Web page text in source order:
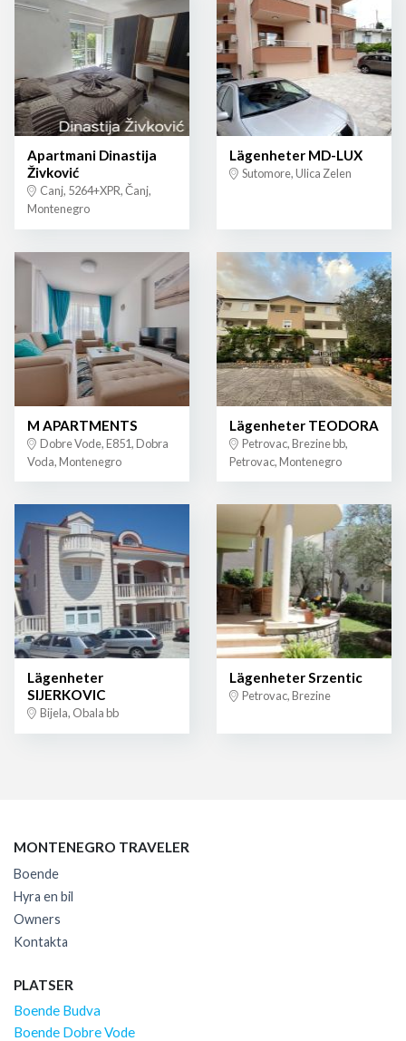
Apartmani Dinastija
Živković
Canj, 5264+XPR, Čanj,
Montenegro
Lägenheter MD-LUX
Sutomore, Ulica Zelen
M APARTMENTS
Dobre Vode, E851, Dobra
Voda, Montenegro
Lägenheter TEODORA
Petrovac, Brezine bb,
Petrovac, Montenegro
Lägenheter
SIJERKOVIC
Bijela, Obala bb
Lägenheter Srzentic
Petrovac, Brezine
MONTENEGRO TRAVELER
Boende
Hyra en bil
Owners
Kontakta
PLATSER
Boende Budva
Boende Dobre Vode